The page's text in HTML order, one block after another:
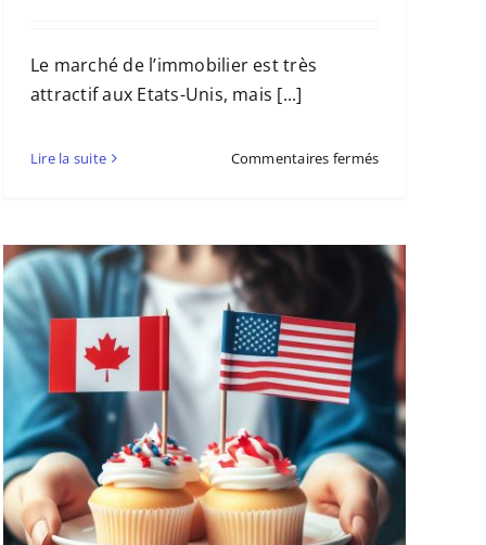
Le marché de l’immobilier est très
attractif aux Etats-Unis, mais [...]
Lire la suite Commentaires ferméssur
pour
un
Visa
USA